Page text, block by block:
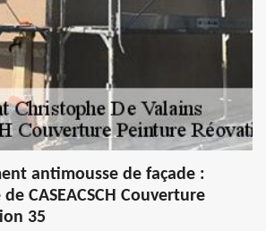
antimousse de façade :
CASEACSCH Couverture
35